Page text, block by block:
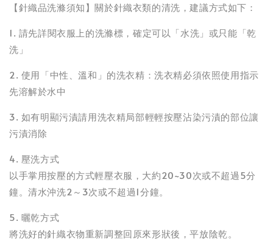
【針織品洗滌須知】關於針織衣類的清洗，建議方式如下：
1. 請先詳閱衣服上的洗滌標，確定可以「水洗」或只能「乾
洗」
2. 使用「中性、溫和」的洗衣精：洗衣精必須依照使用指示
先溶解於水中
3. 如有明顯污漬請用洗衣精局部輕輕按壓沾染污漬的部位讓
污漬消除
4. 壓洗方式
以手掌用按壓的方式輕壓衣服，大約20~30次或不超過5分
鐘。清水沖洗2～3次或不超過1分鐘。
5. 曬乾方式
將洗好的針織衣物重新調整回原來形狀後，平放陰乾。